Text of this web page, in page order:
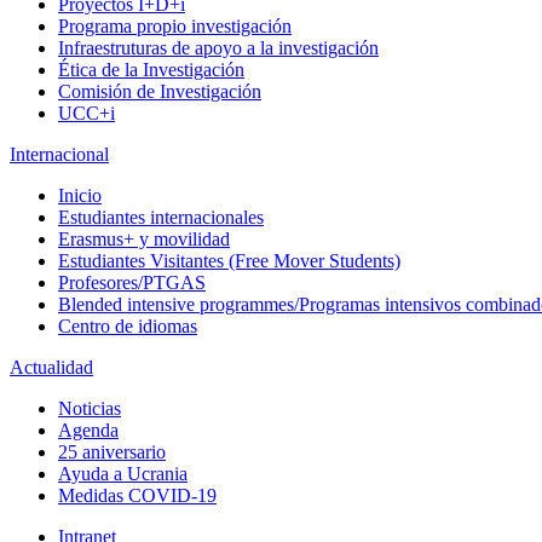
Proyectos I+D+i
Programa propio investigación
Infraestruturas de apoyo a la investigación
Ética de la Investigación
Comisión de Investigación
UCC+i
Internacional
Inicio
Estudiantes internacionales
Erasmus+ y movilidad
Estudiantes Visitantes (Free Mover Students)
Profesores/PTGAS
Blended intensive programmes/Programas intensivos
Centro de idiomas
Actualidad
Noticias
Agenda
25 aniversario
Ayuda a Ucrania
Medidas COVID-19
Intranet